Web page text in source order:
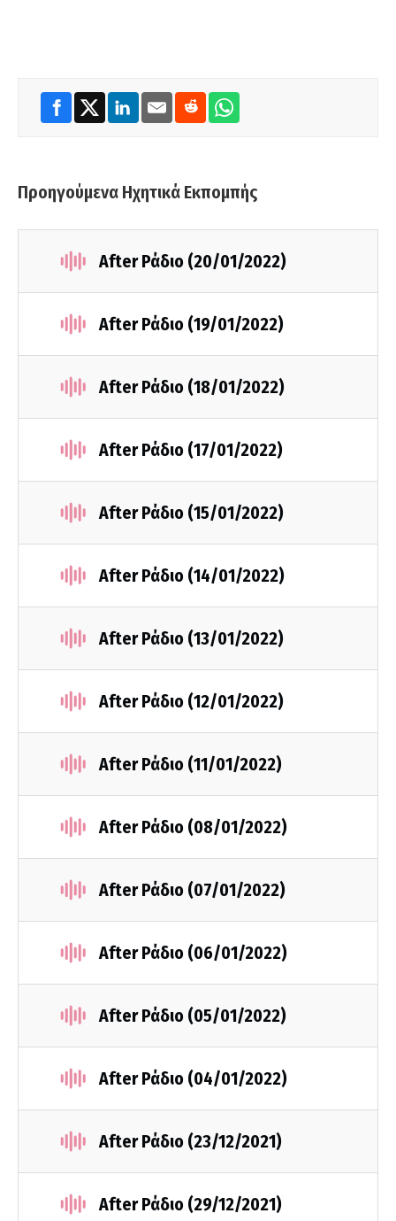
Προηγούμενα Ηχητικά Εκπομπής
After Ράδιο (20/01/2022)
After Ράδιο (19/01/2022)
After Ράδιο (18/01/2022)
After Ράδιο (17/01/2022)
After Ράδιο (15/01/2022)
After Ράδιο (14/01/2022)
After Ράδιο (13/01/2022)
After Ράδιο (12/01/2022)
After Ράδιο (11/01/2022)
After Ράδιο (08/01/2022)
After Ράδιο (07/01/2022)
After Ράδιο (06/01/2022)
After Ράδιο (05/01/2022)
After Ράδιο (04/01/2022)
After Ράδιο (23/12/2021)
After Ράδιο (29/12/2021)